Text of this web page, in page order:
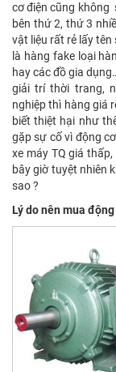
cơ điện cũng không
bên thứ 2, thứ 3
vật liệu rất rẻ lấy
là hàng fake loại
hay các đồ gia
giải trí thời trang,
nghiệp thì hàng giá
biết thiệt hại như
gặp sự cố vì động
xe máy TQ giá
bây giờ tuyệt nhiên
sao ?
Lý do nên mua